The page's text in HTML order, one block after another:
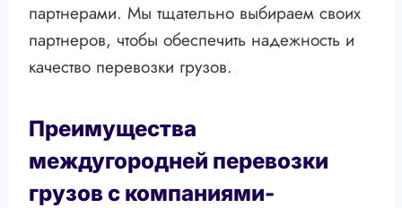
партнерами. Мы тщательно выбираем своих
партнеров, чтобы обеспечить надежность и
качество перевозки грузов.
Преимущества
междугородней перевозки
грузов с компаниями-